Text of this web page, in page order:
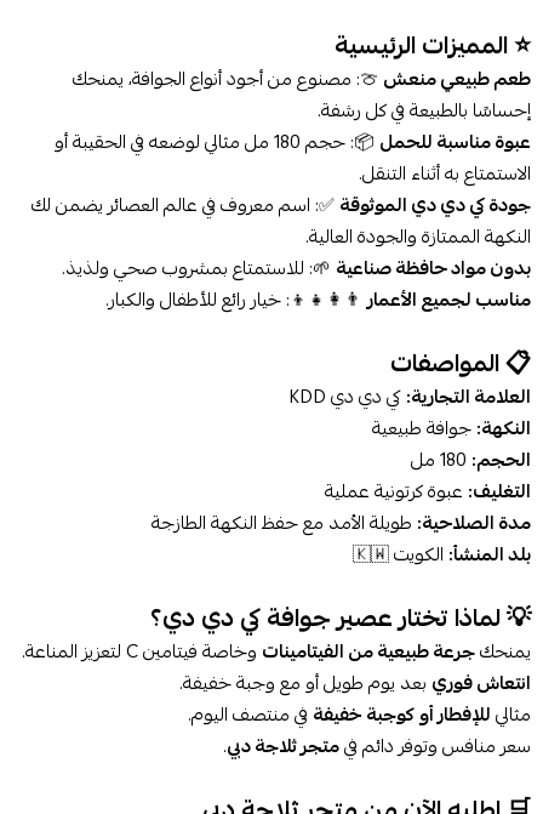
⭐ المميزات الرئيسية
طعم طبيعي منعش 🍈: مصنوع من أجود أنواع الجوافة، يمنحك
إحساسًا بالطبيعة في كل رشفة.
عبوة مناسبة للحمل
📦: حجم 180 مل مثالي لوضعه في الحقيبة أو
الاستمتاع به أثناء التنقل.
جودة كي دي دي الموثوقة✅: اسم معروف في عالم العصائر يضمن لك
النكهة الممتازة والجودة العالية.
بدون مواد حافظة صناعية 🌱: للاستمتاع بمشروب صحي ولذيذ.
مناسب لجميع الأعمار👨‍👩‍👧‍👦: خيار رائع للأطفال والكبار.
📋 المواصفات
العلامة التجارية:كي دي دي KDD
النكهة:جوافة طبيعية
الحجم:
التغليف: عبوة كرتونية عملية
مدة الصلاحية: طويلة الأمد مع حفظ النكهة الطازجة
بلد المنشأ: الكويت 🇰🇼
💡 لماذا تختار عصير جوافة كي دي دي؟
يمنحكجرعة طبيعية من الفيتامينات وخاصة فيتامين C لتعزيز المناعة.
انتعاش فوري بعد يوم طويل أو مع وجبة خفيفة.
مثاليللإفطار أو كوجبة خفيفة في منتصف اليوم.
سعر منافس وتوفر دائم فيمتجر ثلاجة دبي.